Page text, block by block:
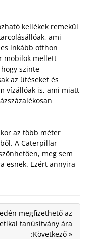
kellékek remekül
ami
inkább otthon
mobilok mellett
szinte
az ütéseket és
vízállóak is, ami miatt
az több méter
A Caterpillar
meg sem
esnek. Ezért annyira
megfizethető az
tanúsítvány ára
:Következő »